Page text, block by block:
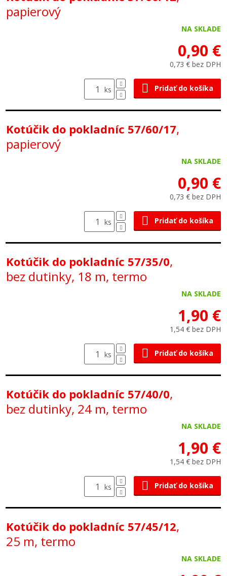
papierový
NA SKLADE
0,90 €
0,73 € bez DPH
ks Pridať do košíka
Kotúčik do pokladníc 57/60/17,
papierový
NA SKLADE
0,90 €
0,73 € bez DPH
ks Pridať do košíka
Kotúčik do pokladníc 57/35/0,
bez dutinky, 18 m, termo
NA SKLADE
1,90 €
1,54 € bez DPH
ks Pridať do košíka
Kotúčik do pokladníc 57/40/0,
bez dutinky, 24 m, termo
NA SKLADE
1,90 €
1,54 € bez DPH
ks Pridať do košíka
Kotúčik do pokladníc 57/45/12,
25 m, termo
NA SKLADE